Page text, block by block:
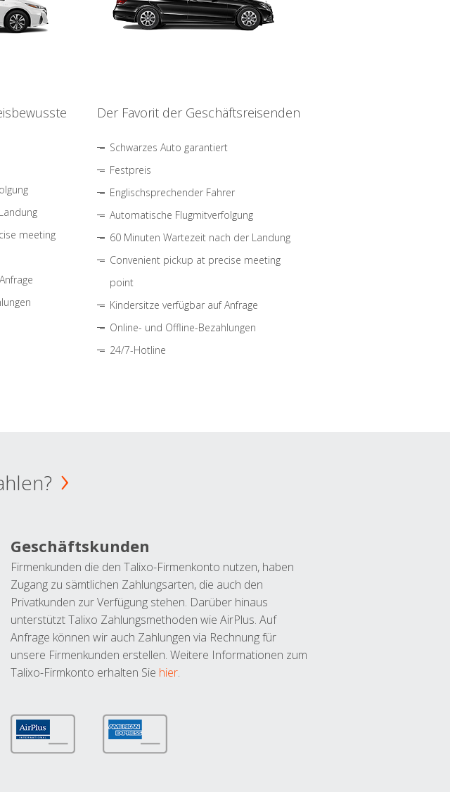
meeting
Der Favorit der Geschäftsreisenden
Schwarzes Auto garantiert
Festpreis
Englischsprechender Fahrer
Automatische Flugmitverfolgung
60 Minuten Wartezeit nach der Landung
Convenient pickup at precise meeting
point
Kindersitze verfügbar auf Anfrage
Online- und Offline-Bezahlungen
24/7-Hotline
Geschäftskunden
Firmenkunden die den Talixo-Firmenkonto nutzen, haben
Zugang zu sämtlichen Zahlungsarten, die auch den
Privatkunden zur Verfügung stehen. Darüber hinaus
unterstützt Talixo Zahlungsmethoden wie AirPlus. Auf
Anfrage können wir auch Zahlungen via Rechnung für
unsere Firmenkunden erstellen. Weitere Informationen zum
Talixo-Firmkonto erhalten Sie hier.